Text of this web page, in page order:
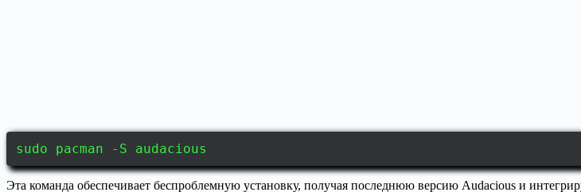
sudo pacman -S audacious
Эта команда обеспечивает беспроблемную установку, получая последнюю версию Audacious и